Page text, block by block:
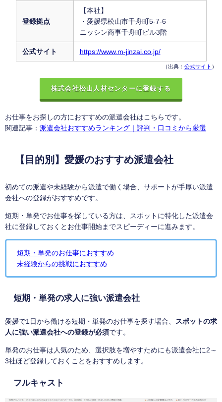
登録拠点
【本社】
・愛媛県松山市千舟町5-7-6
ニッシン商事千舟町ビル3階
公式サイト https://www.m-jinzai.co.jp/
（出典： 公式サイト ）
株式会社松山人材センターに登録する
お仕事をお探しの方におすすめの派遣会社はこちらです。
関連記事： 派遣会社おすすめランキング｜評判・口コミから厳選
【目的別】愛媛のおすすめ派遣会社
初めての派遣や未経験から派遣で働く場合、サポートが手厚い派遣
会社への登録がおすすめです。
短期・単発でお仕事を探している方は、スポットに特化した派遣会
社に登録しておくとお仕事開始までスピーディーに進みます。
短期・単発のお仕事におすすめ
未経験からの挑戦におすすめ
短期・単発の求人に強い派遣会社
愛媛で1日から働ける短期・単発のお仕事を探す場合、
スポットの求
人に強い派遣会社への登録が必須です。
単発のお仕事は人気のため、選択肢を増やすためにも派遣会社に2～
3社ほど登録しておくことをおすすめします。
フルキャスト